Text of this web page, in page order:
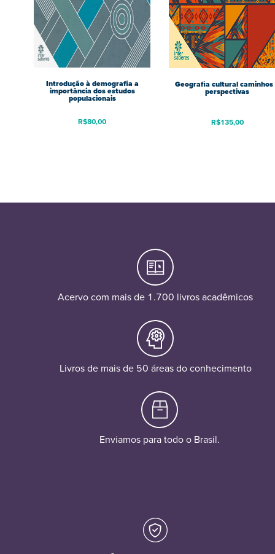
Introdução à demografia a
importância dos estudos
populacionais
R$80,00
Geografia cultural caminhos
perspectivas
R$135,00
Acervo com mais de 1.700 livros acadêmicos
Livros de mais de 50 áreas do conhecimento
Enviamos para todo o Brasil.